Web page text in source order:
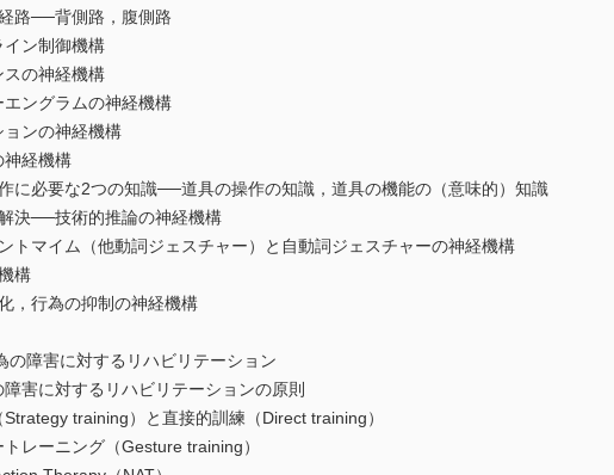
──背側路，腹側路
ン制御機構
の神経機構
ングラムの神経機構
ンの神経機構
経機構
必要な2つの知識──道具の操作の知識，道具の機能の（意味的）知識
──技術的推論の神経機構
マイム（他動詞ジェスチャー）と自動詞ジェスチャーの神経機構
構
行為の抑制の神経機構
障害に対するリハビリテーション
害に対するリハビリテーションの原則
training）と直接的訓練（Direct training）
レーニング（Gesture training）